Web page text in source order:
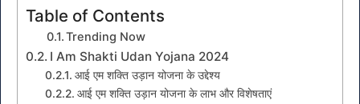
Table of Contents
Trending Now
I Am Shakti Udan Yojana 2024
आई एम शक्ति उड़ान योजना के उद्देश्य
आई एम शक्ति उड़ान योजना के लाभ और विशेषताएं